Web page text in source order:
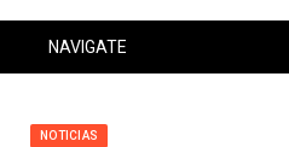
NAVIGATE
NOTICIAS